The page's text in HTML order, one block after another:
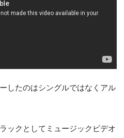
したのはシングルではなくアル
ックとしてミュージックビデオ